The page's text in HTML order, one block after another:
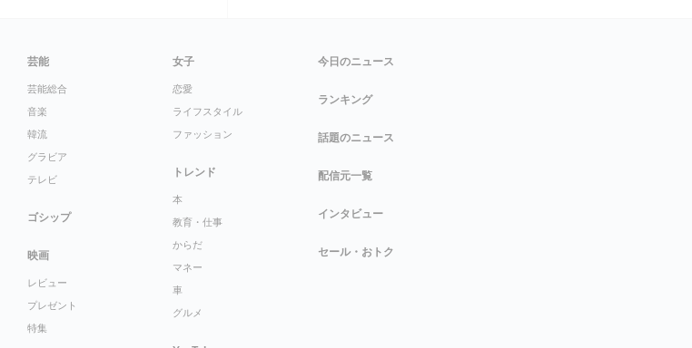
芸能
芸能総合
音楽
韓流
グラビア
テレビ
ゴシップ
映画
レビュー
プレゼント
特集
女子
恋愛
ライフスタイル
ファッション
トレンド
本
教育・仕事
からだ
マネー
車
グルメ
今日のニュース
ランキング
話題のニュース
配信元一覧
インタビュー
セール・おトク